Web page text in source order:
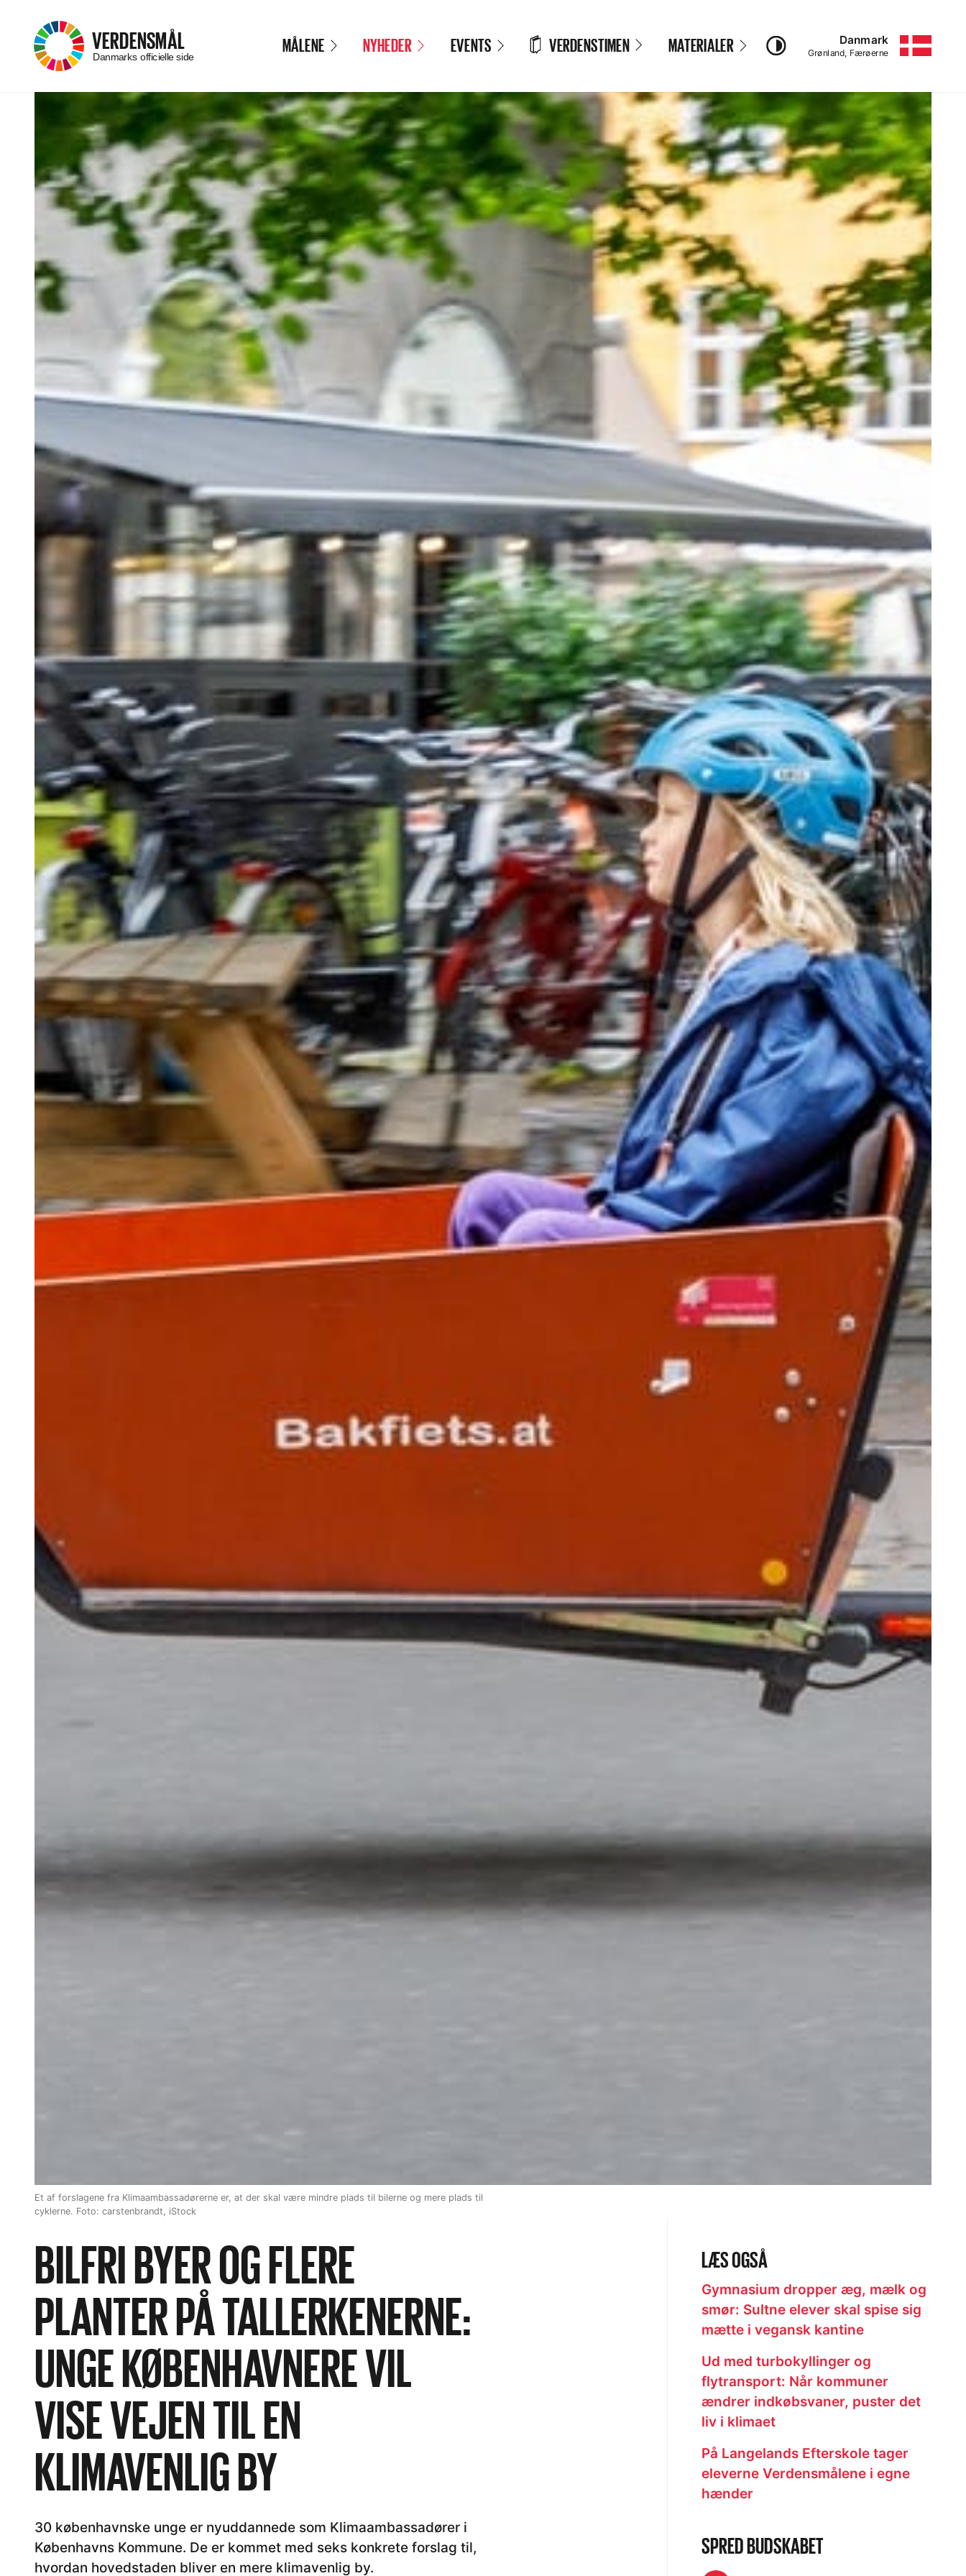
VERDENSMÅL
–
Danmarks officielle side
Menu
MÅLENE NYHEDER EVENTS VERDENSTIMEN MATERIALER Danmark
–
Grønland, Færøerne
Et af forslagene fra Klimaambassadørerne er, at der skal være mindre plads til bilerne og mere plads til
cyklerne. Foto: carstenbrandt, iStock
BILFRI BYER OG FLERE
PLANTER PÅ TALLERKENERNE:
UNGE KØBENHAVNERE VIL
VISE VEJEN TIL EN
KLIMAVENLIG BY
30 københavnske unge er nyuddannede som Klimaambassadører i
Københavns Kommune. De er kommet med seks konkrete forslag til,
hvordan hovedstaden bliver en mere klimavenlig by.
LÆS OGSÅ
Gymnasium dropper æg, mælk og
smør: Sultne elever skal spise sig
mætte i vegansk kantine
Ud med turbokyllinger og
flytransport: Når kommuner
ændrer indkøbsvaner, puster det
liv i klimaet
På Langelands Efterskole tager
eleverne Verdensmålene i egne
hænder
SPRED BUDSKABET